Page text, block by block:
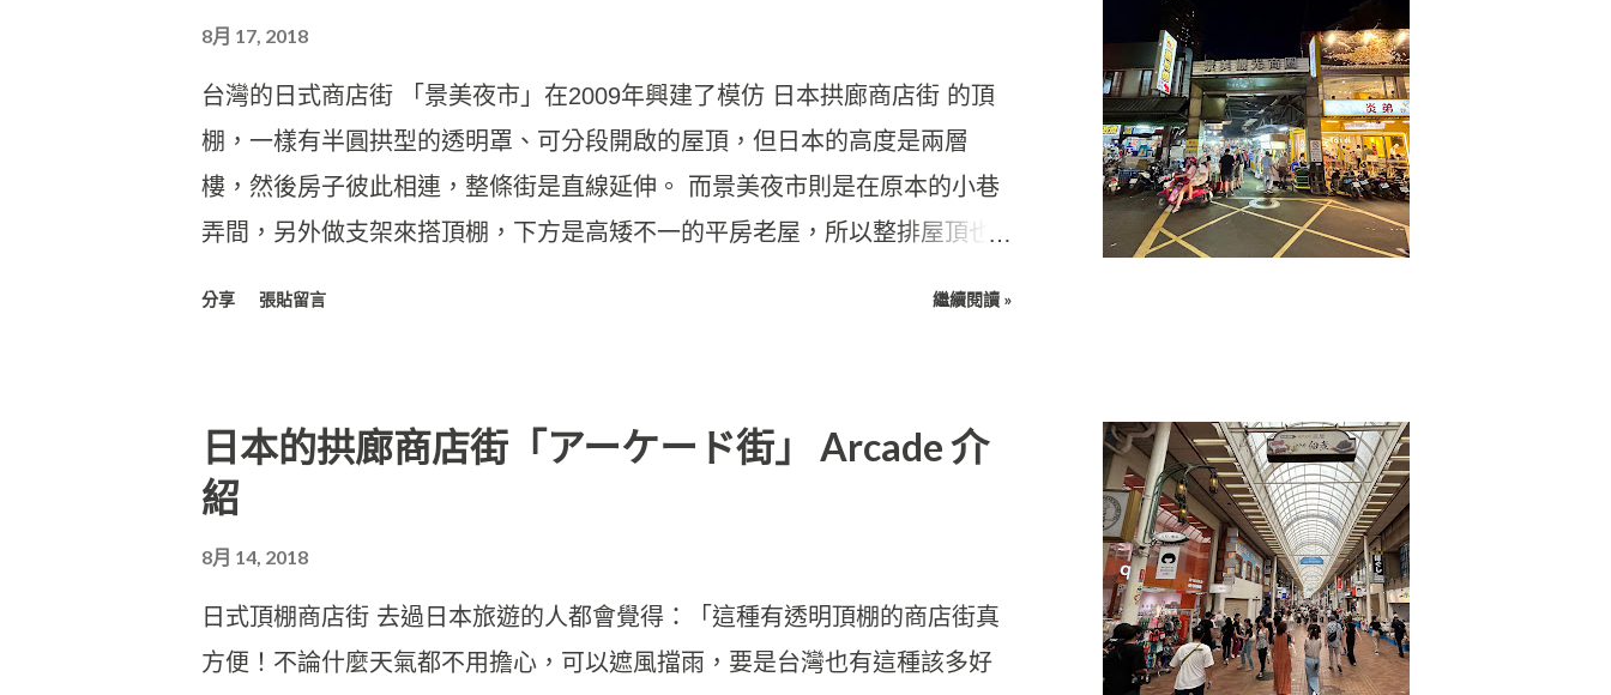
8月 17, 2018
台灣的日式商店街 「景美夜市」在2009年興建了模仿 日本拱廊商店街 的頂
棚，一樣有半圓拱型的透明罩、可分段開啟的屋頂，但日本的高度是兩層
樓，然後房子彼此相連，整條街是直線延伸。 而景美夜市則是在原本的小巷
弄間，另外做支架來搭頂棚，下方是高矮不一的平房老屋，所以整排屋頂也
分享 張貼留言 繼續閱讀 »
日本的拱廊商店街「アーケード街」 Arcade 介
紹
8月 14, 2018
日式頂棚商店街 去過日本旅遊的人都會覺得：「這種有透明頂棚的商店街真
方便！不論什麼天氣都不用擔心，可以遮風擋雨，要是台灣也有這種該多好